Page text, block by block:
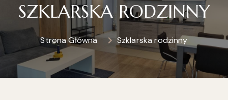
SZKLARSKA RODZINNY
Strona Główna Szklarska rodzinny